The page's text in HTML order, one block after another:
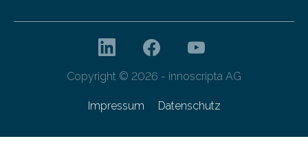
Copyright © 2026 - innoscripta AG
Impressum Datenschutz